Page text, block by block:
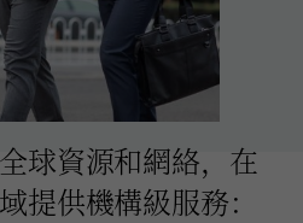
球資源和網絡，在
提供機構級服務：